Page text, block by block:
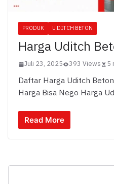
PRODUK U DITCH BETON
Harga Uditch
Juli 23, 2025 393 Views 5
Daftar Harga Uditch
Harga Bisa Nego Harga
Read More